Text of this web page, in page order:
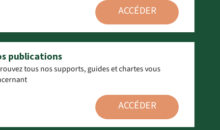
ACCÉDER
publications
tous nos supports, guides et chartes vous
ACCÉDER